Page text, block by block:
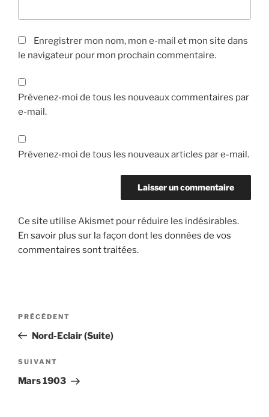
Enregistrer mon nom, mon e-mail et mon site dans
le navigateur pour mon prochain commentaire.
Prévenez-moi de tous les nouveaux commentaires par
e-mail.
Prévenez-moi de tous les nouveaux articles par e-mail.
Ce site utilise Akismet pour réduire les indésirables.
En savoir plus sur la façon dont les données de vos
commentaires sont traitées.
Navigation
l’article
Article
précédent
PRÉCÉDENT
Nord-Eclair (Suite)
Article
suivant
SUIVANT
Mars 1903